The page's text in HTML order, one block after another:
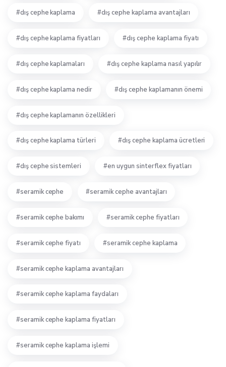
dış cephe kaplama dış cephe kaplama avantajları
dış cephe kaplama fiyatları dış cephe kaplama fiyatı
dış cephe kaplamaları dış cephe kaplama nasıl yapılır
dış cephe kaplama nedir dış cephe kaplamanın önemi
dış cephe kaplamanın özellikleri
dış cephe kaplama türleri dış cephe kaplama ücretleri
dış cephe sistemleri en uygun sinterflex fiyatları
seramik cephe seramik cephe avantajları
seramik cephe bakımı seramik cephe fiyatları
seramik cephe fiyatı seramik cephe kaplama
seramik cephe kaplama avantajları
seramik cephe kaplama faydaları
seramik cephe kaplama fiyatları
seramik cephe kaplama işlemi